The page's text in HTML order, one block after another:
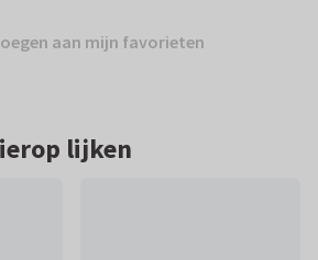
aan mijn favorieten
lijken